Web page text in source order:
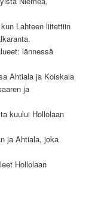
Lahteen liitettiin
lännessä
Ahtiala ja Koiskala
ja
kuului Hollolaan
ja Ahtiala, joka
Hollolaan